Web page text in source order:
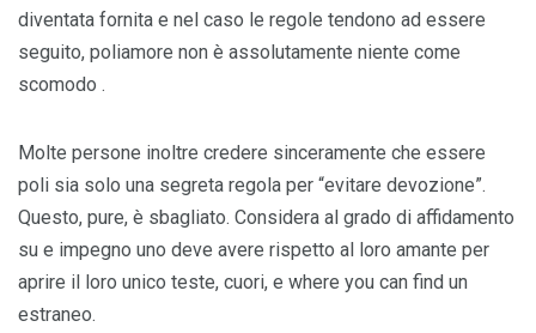
diventata fornita e nel caso le regole tendono ad essere
seguito, poliamore non è assolutamente niente come
scomodo .
Molte persone inoltre credere sinceramente che essere
poli sia solo una segreta regola per “evitare devozione”.
Questo, pure, è sbagliato. Considera al grado di affidamento
su e impegno uno deve avere rispetto al loro amante per
aprire il loro unico teste, cuori, e where you can find un
estraneo.